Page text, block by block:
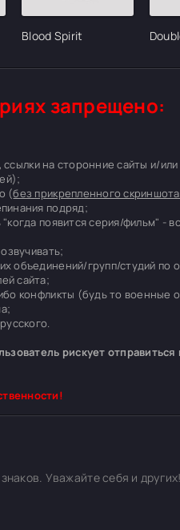
Blood Spirit
запрещено:
на сторонние сайты и/
(без прикрепленного
подряд;
появится серия/фильм" -
объединений/групп/студий по
сайта;
конфликты (будь то военные
рискует
Уважайте себя и других!